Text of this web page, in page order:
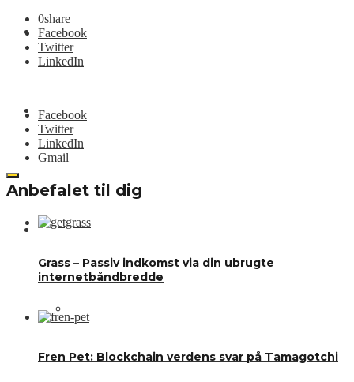
Kurslister
Videoer
CRYPT.DK
0share
Facebook
Twitter
LinkedIn
Facebook
Twitter
LinkedIn
Gmail
Anbefalet til dig
Grass – Passiv indkomst via din ubrugte
internetbåndbredde
Fren Pet: Blockchain verdens svar på Tamagotchi